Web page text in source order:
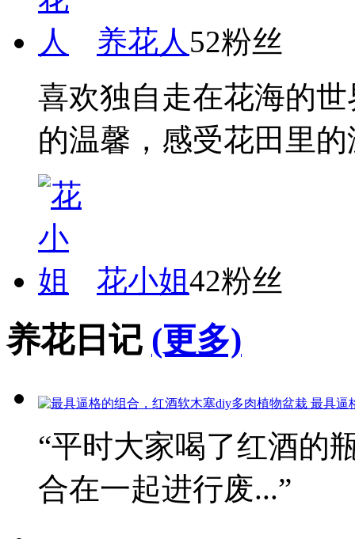
养花人 52粉丝
喜欢独自走在花海的
的温馨，感受花田里
花小姐42粉丝
养花日记 (更多)
最具逼
“平时大家喝了红酒的
合在一起进行废...”